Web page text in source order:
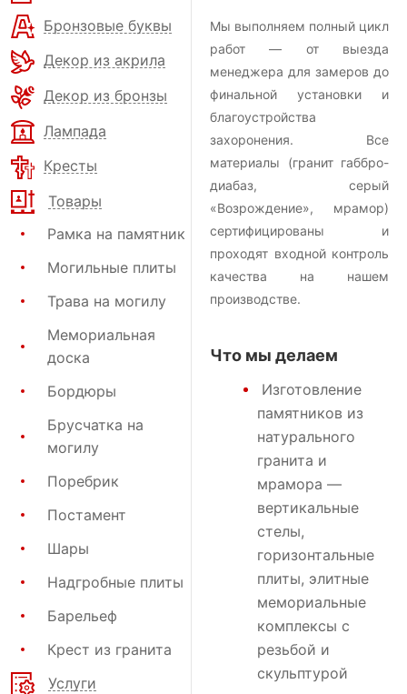
Бронзовые буквы
Декор из акрила
Декор из бронзы
Лампада
Кресты
Товары
Рамка на памятник
Могильные плиты
Трава на могилу
Мемориальная
доска
Бордюры
Брусчатка на
могилу
Поребрик
Постамент
Шары
Надгробные плиты
Барельеф
Крест из гранита
Услуги
Мы выполняем полный цикл
работ — от выезда
менеджера для замеров до
финальной установки и
благоустройства
захоронения. Все
материалы (гранит габбро-
диабаз, серый
«Возрождение», мрамор)
сертифицированы и
проходят входной контроль
качества на нашем
производстве.
Что мы делаем
Изготовление
памятников из
натурального
гранита и
мрамора —
вертикальные
стелы,
горизонтальные
плиты, элитные
мемориальные
комплексы с
резьбой и
скульптурой